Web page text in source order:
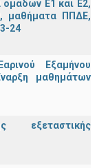
Ε1 και Ε2,
μαθήματα ΠΠΔΕ,
24
Εξαμήνου
μαθημάτων
εξεταστικής